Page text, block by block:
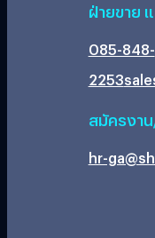
ฝ่ายขาย
085-848-
2253
สมัครงา
hr-